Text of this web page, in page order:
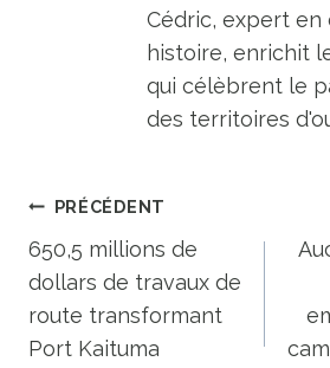
Cédric, expert
histoire, enrichit
qui célèbrent le
des territoires
Navigation
de
l’article
PRÉCÉDENT
650,5 millions de
dollars de travaux de
route transformant
Port Kaituma